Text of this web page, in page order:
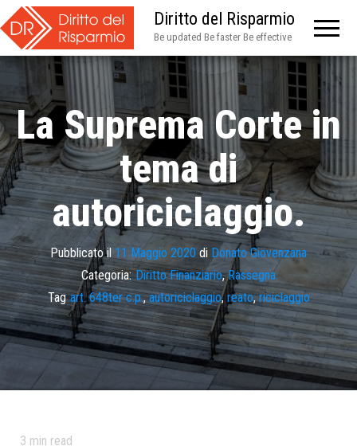
Diritto del Risparmio
Be updated Be faster Be effective
La Suprema Corte in
tema di
autoriciclaggio.
Pubblicato il 11 Maggio 2020 di Donato Giovenzana
Categoria: Diritto Finanziario,Rassegna
Tag art. 648ter c.p.,autoriciclaggio,reato,riciclaggio
3 min read